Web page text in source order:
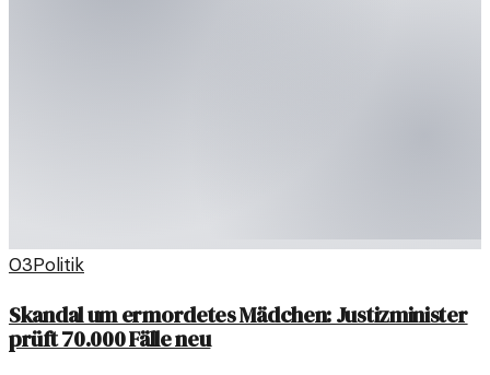
03Politik
Skandal um ermordetes Mädchen: Justizminister
prüft 70.000 Fälle neu